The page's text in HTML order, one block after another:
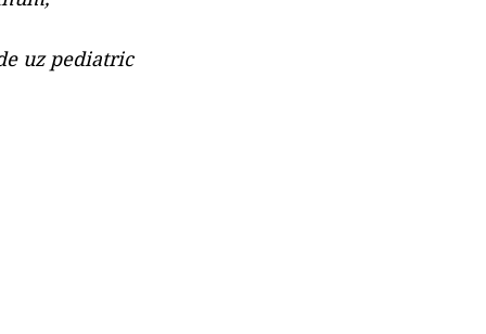
uz pediatric